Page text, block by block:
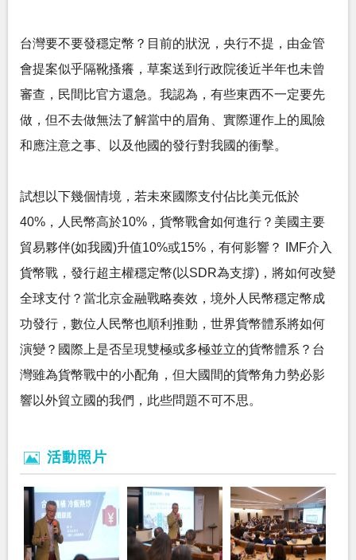
台灣要不要發穩定幣？目前的狀況，央行不提，由金管
會提案似乎隔靴搔癢，草案送到行政院後近半年也未曾
審查，民間比官方還急。我認為，有些東西不一定要先
做，但不去做無法了解當中的眉角、實際運作上的風險
和應注意之事、以及他國的發行對我國的衝擊。
試想以下幾個情境，若未來國際支付佔比美元低於
40%，人民幣高於10%，貨幣戰會如何進行？美國主要
貿易夥伴(如我國)升值10%或15%，有何影響？ IMF介入
貨幣戰，發行超主權穩定幣(以SDR為支撐)，將如何改變
全球支付？當北京金融戰略奏效，境外人民幣穩定幣成
功發行，數位人民幣也順利推動，世界貨幣體系將如何
演變？國際上是否呈現雙極或多極並立的貨幣體系？台
灣雖為貨幣戰中的小配角，但大國間的貨幣角力勢必影
響以外貿立國的我們，此些問題不可不思。
活動照片